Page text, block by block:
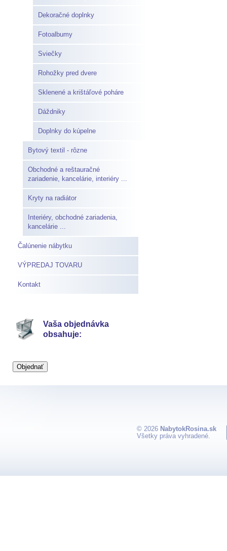
Dekoračné doplnky
Fotoalbumy
Sviečky
Rohožky pred dvere
Sklenené a krištáľové poháre
Dáždniky
Doplnky do kúpelne
Bytový textil - rôzne
Obchodné a reštauračné
zariadenie, kancelárie, interiéry ...
Kryty na radiátor
Interiéry, obchodné zariadenia,
kancelárie ...
Čalúnenie nábytku
VÝPREDAJ TOVARU
Kontakt
Vaša objednávka
obsahuje:
© 2026 NabytokRosina.sk
Všetky práva vyhradené.